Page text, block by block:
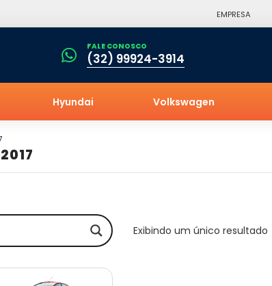
EMPRESA
FALE CONOSCO
(32) 99924-3914
Hyundai Volkswagen
Exibindo um único resultado